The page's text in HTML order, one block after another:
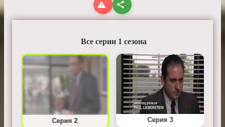
Все серии 1 сезона
Серия 2 Серия 3